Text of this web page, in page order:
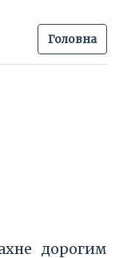
Головна
дорогим